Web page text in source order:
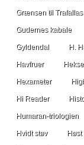
Grænsen til Trafallas
Gudernes kabale
Gyldendal H.
Havfruer Hekse
Hexameter
Hi Reader
Humaran-triologien
Hvidt støv Høst